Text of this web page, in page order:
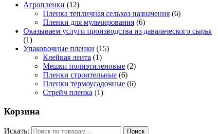
Агропленки (12)
Пленка тепличная сельхоз назначения (6)
Пленки для мульчирования (6)
Оказываем услуги производства из давальческого сырья
(1)
Упаковочные пленки (15)
Клейкая лента (1)
Мешки полиэтиленовые (2)
Пленки строительные (6)
Пленки термоусадочные (6)
Стрейч пленка (1)
Корзина
Искать: Поиск